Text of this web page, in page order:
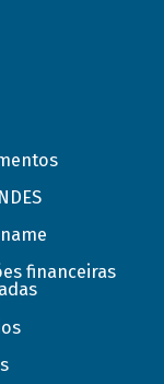
financeiras